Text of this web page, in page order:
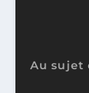
Au sujet